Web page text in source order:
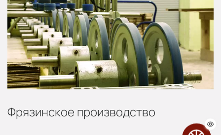
Фрязинское производство